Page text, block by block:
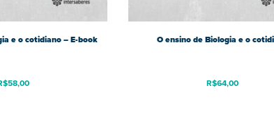
e o cotidiano – E-book
58,00
O ensino de Biologia e o
R$64,00